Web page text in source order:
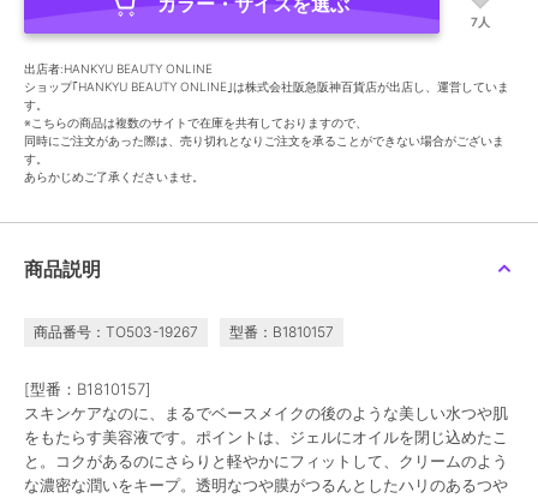
7人
出店者:HANKYU BEAUTY ONLINE
ショップ｢HANKYU BEAUTY ONLINE｣は株式会社阪急阪神百貨店が出店し、運営していま
す。
※こちらの商品は複数のサイトで在庫を共有しておりますので、
同時にご注文があった際は、売り切れとなりご注文を承ることができない場合がございま
す。
あらかじめご了承くださいませ。
商品説明
商品番号：TO503-19267 型番：B1810157
[型番：B1810157]
スキンケアなのに、まるでベースメイクの後のような美しい水つや肌
をもたらす美容液です。ポイントは、ジェルにオイルを閉じ込めたこ
と。コクがあるのにさらりと軽やかにフィットして、クリームのよう
な濃密な潤いをキープ。透明なつや膜がつるんとしたハリのあるつや